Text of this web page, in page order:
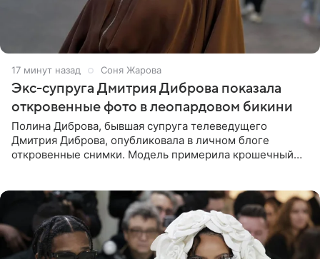
17 минут назад Соня Жарова
Экс-супруга Дмитрия Диброва показала
откровенные фото в леопардовом бикини
Полина Диброва, бывшая супруга телеведущего
Дмитрия Диброва, опубликовала в личном блоге
откровенные снимки. Модель примерила крошечный